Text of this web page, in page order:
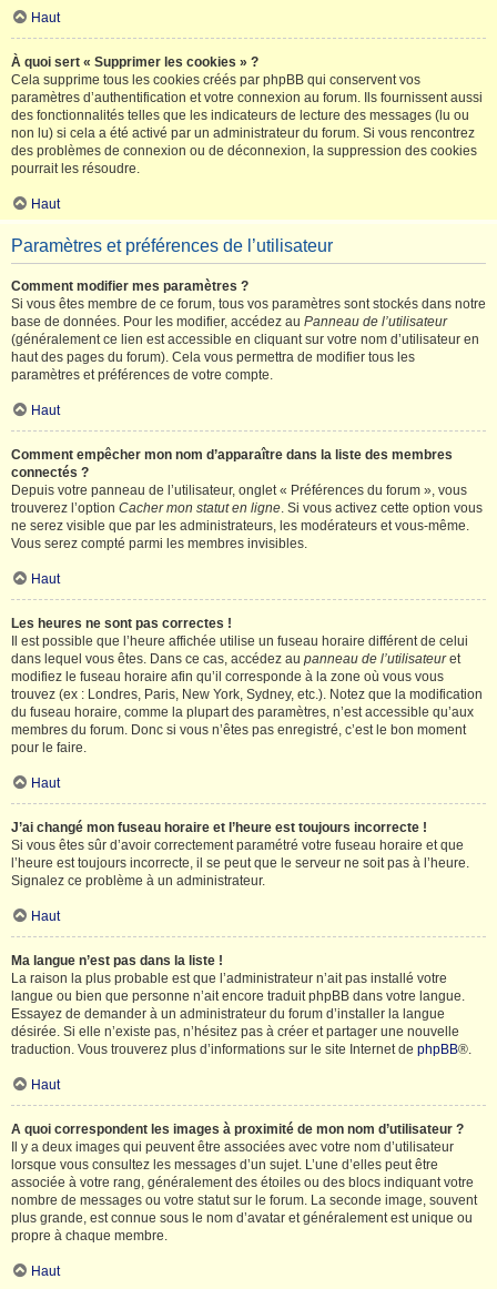
Haut
À quoi sert « Supprimer les cookies » ?
Cela supprime tous les cookies créés par phpBB qui conservent vos
paramètres d’authentification et votre connexion au forum. Ils fournissent aussi
des fonctionnalités telles que les indicateurs de lecture des messages (lu ou
non lu) si cela a été activé par un administrateur du forum. Si vous rencontrez
des problèmes de connexion ou de déconnexion, la suppression des cookies
pourrait les résoudre.
Haut
Paramètres et préférences de l’utilisateur
Comment modifier mes paramètres ?
Si vous êtes membre de ce forum, tous vos paramètres sont stockés dans notre
base de données. Pour les modifier, accédez au Panneau de l’utilisateur
(généralement ce lien est accessible en cliquant sur votre nom d’utilisateur en
haut des pages du forum). Cela vous permettra de modifier tous les
paramètres et préférences de votre compte.
Haut
Comment empêcher mon nom d’apparaître dans la liste des membres
connectés ?
Depuis votre panneau de l’utilisateur, onglet « Préférences du forum », vous
trouverez l’option Cacher mon statut en ligne. Si vous activez cette option vous
ne serez visible que par les administrateurs, les modérateurs et vous-même.
Vous serez compté parmi les membres invisibles.
Haut
Les heures ne sont pas correctes !
Il est possible que l’heure affichée utilise un fuseau horaire différent de celui
dans lequel vous êtes. Dans ce cas, accédez au panneau de l’utilisateuret
modifiez le fuseau horaire afin qu’il corresponde à la zone où vous vous
trouvez (ex : Londres, Paris, New York, Sydney, etc.). Notez que la modification
du fuseau horaire, comme la plupart des paramètres, n’est accessible qu’aux
membres du forum. Donc si vous n’êtes pas enregistré, c’est le bon moment
pour le faire.
Haut
J’ai changé mon fuseau horaire et l’heure est toujours incorrecte !
Si vous êtes sûr d’avoir correctement paramétré votre fuseau horaire et que
l’heure est toujours incorrecte, il se peut que le serveur ne soit pas à l’heure.
Signalez ce problème à un administrateur.
Haut
Ma langue n’est pas dans la liste !
La raison la plus probable est que l’administrateur n’ait pas installé votre
langue ou bien que personne n’ait encore traduit phpBB dans votre langue.
Essayez de demander à un administrateur du forum d’installer la langue
désirée. Si elle n’existe pas, n’hésitez pas à créer et partager une nouvelle
traduction. Vous trouverez plus d’informations sur le site Internet de phpBB®.
Haut
A quoi correspondent les images à proximité de mon nom d’utilisateur ?
Il y a deux images qui peuvent être associées avec votre nom d’utilisateur
lorsque vous consultez les messages d’un sujet. L’une d’elles peut être
associée à votre rang, généralement des étoiles ou des blocs indiquant votre
nombre de messages ou votre statut sur le forum. La seconde image, souvent
plus grande, est connue sous le nom d’avatar et généralement est unique ou
propre à chaque membre.
Haut